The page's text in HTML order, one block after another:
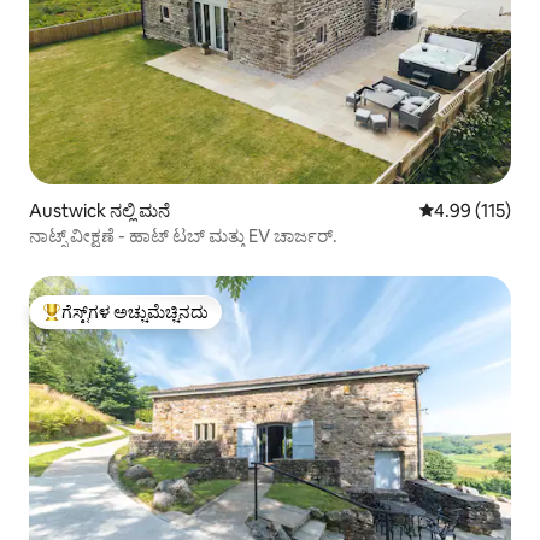
Austwick ನಲ್ಲಿ ಮನೆ 5 ರಲ್ಲಿ 4.99
4.99 (115)
ನಾಟ್ಸ್ ವೀಕ್ಷಣೆ - ಹಾಟ್ ಟಬ್ ಮತ್ತು EV ಚಾರ್ಜರ್.
ಗೆಸ್ಟ್‌ಗಳಿಗೆ ಅತಿ ಹೆಚ್ಚು ಅಚ್ಚುಮೆಚ್ಚಿನದು
ಗೆಸ್ಟ್‌ಗಳ ಅಚ್ಚುಮೆಚ್ಚಿನದು